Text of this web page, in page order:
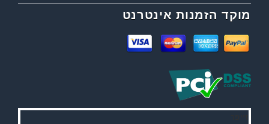
מוקד הזמנות אינטרנט